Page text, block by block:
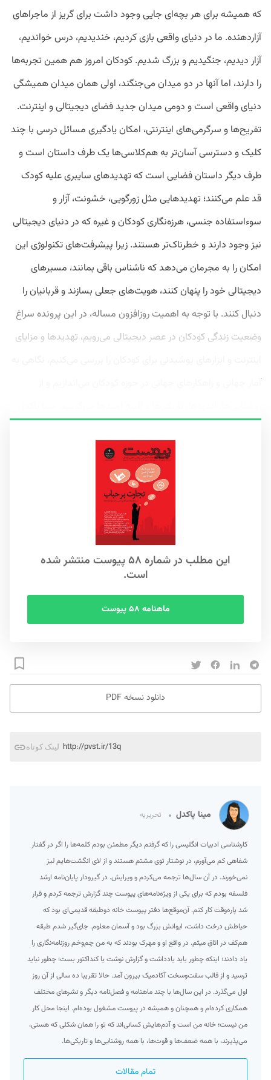
که همیشه برای هر بچه‌ای جایی وجود داشت برای گریز از ماجراهای
آزاردهنده. ما در دنیای واقعی بازی ‌کردیم، ‌خندیدیم، درس خواندیم،
آزار ‌دیدیم، جنگیدیم و بزرگ ‌شدیم. کودکان امروز هم همین تجربه‌ها
را دارند، اما آنها در دو میدان می‌جنگند، اولی‌ همان میدان همیشگی
دنیای واقعی است و دومی میدان جدید فضای دیجیتالی و اینترنت.
تفریح‌ها و سرگرمی‌های اینترنتی، امکان یادگیری مسائل درسی با چند
کلیک و دسترسی آسان‌تر به هم‌کلاسی‌ها یک طرف داستان است و
طرف دیگر داستان فضایی است که تهدیدهای سایبری علیه کودک
قد علم می‌کنند؛ تهدیدهایی مثل زورگویی، خشونت، آزار و
سوءاستفاده جنسی، هرزه‌نگاری کودکان و غیره که در دنیای دیجیتالی
نیز وجود دارند و خطرناک‌تر هستند. زیرا پیشرفت‌های تکنولوژی این
امکان را به مجرمان می‌دهد که ناشناس باقی بمانند، مسیرهای
دیجیتالی خود را پنهان کنند، هویت‌های جعلی بسازند و قربانیان را
دنبال کنند. با توجه به اهمیت روزافزون مساله، در این پرونده سراغ
وضعیت زندگی کودکان در عصر دیجیتالی می‌رویم، تهدیدها و مزایای
این مطلب در شماره ۵۸ پیوست منتشر شده
است.
ماهنامه ۵۸ پیوست
دانلود نسخه PDF
لینک کوتاه http://pvst.ir/13q
مینا پاکدل تحریریه
کارشناسی ادبیات انگلیسی را که گرفتم دیگر مطمئن بودم کلمه‌ها را اگر در گفتار
شفاهی کم می‌آورم، در نوشتار توی مشتم هستند و از لای انگشت‌هایم لیز
نمی‌خورند. در آن سال‌ها ترجمه می‌کردم و ویرایش. در گیرودار پایان‌نامه ارشد
فلسفه بودم که برای یکی از ویژه‌نامه‌های پیوست چند گزارش ترجمه کردم و قرار
شد پاره‌وقت کار کنم. آن‌موقع‌ها دفتر پیوست خانه دوطبقه قدیمی‌ای بود که
حیاطش درخت داشت، ایوانش بزرگ بود و آسمان معلوم. جای‌گیر شدم طبقه
هم‌کف در اتاق میثم. در واقع او و مهرک بودند که به من چم‌وخم روزنامه‌نگاری را
یاد دادند؛ اینکه چطور باید یادداشت و گزارش نوشت یا کنداکتور بست؛ چطور نباید
ترسید و از قالب سفت‌وسخت آکادمیک بیرون آمد. حالا تقریبا ده سالی از آن روز
اول می‌گذرد. در این سال‌ها با چند ماهنامه و فصل‌نامه دیگر و نشرهای مختلف
همکاری کرده‌ام و همچنان و همیشه در پیوست مشغول بوده‌ام. اینجا محل کار
من نیست؛ خانه من است و آدم‌هایش کسانی‌اند که تو را همان شکلی که هستی،
می‌پذیرند، با همه ضعف‌ها و قوت‌ها، با همه روشنایی‌ها و تاریکی‌ها.
تمام مقالات